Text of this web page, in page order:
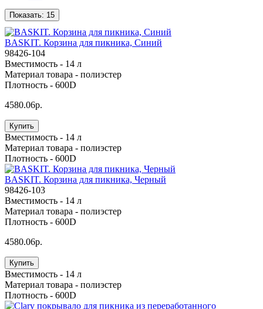
Показать: 15
BASKIT. Корзина для пикника, Синий
98426-104
Вместимость - 14 л
Материал товара - полиэстер
Плотность - 600D
4580.06р.
Купить
Вместимость - 14 л
Материал товара - полиэстер
Плотность - 600D
BASKIT. Корзина для пикника, Черный
98426-103
Вместимость - 14 л
Материал товара - полиэстер
Плотность - 600D
4580.06р.
Купить
Вместимость - 14 л
Материал товара - полиэстер
Плотность - 600D